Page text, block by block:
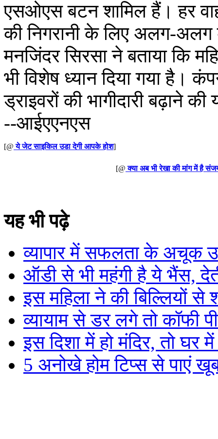
एसओएस बटन शामिल हैं। हर
की निगरानी के लिए अलग-
मनजिंदर सिरसा ने बताया कि
भी विशेष ध्यान दिया गया है।
ड्राइवरों की भागीदारी बढ़ाने
--आईएएनएस
[@ ये जेट साइकिल उडा देगी आपके होश]
[@ क्या अब भी रेखा की मांग में है
यह भी पढ़े
व्यापार में सफलता के अचूक
ऑडी से भी महंगी है ये भैंस,
इस महिला ने की बिल्लियों से
व्यायाम से डर लगे तो कॉफी
इस दिशा में हो मंदिर, तो घर
5 अनोखे होम टिप्स से पाएं